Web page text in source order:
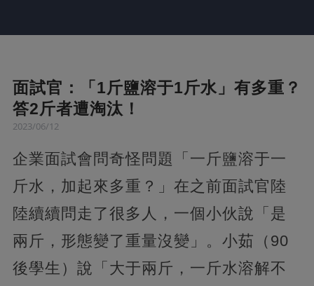
面試官：「1斤鹽溶于1斤水」有多重？
答2斤者遭淘汰！
2023/06/12
企業面試會問奇怪問題「一斤鹽溶于一
斤水，加起來多重？」在之前面試官陸
陸續續問走了很多人，一個小伙說「是
兩斤，形態變了重量沒變」。小茹（90
後學生）說「大于兩斤，一斤水溶解不